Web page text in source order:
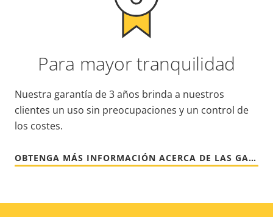
Para mayor tranquilidad
Nuestra garantía de 3 años brinda a nuestros
clientes un uso sin preocupaciones y un control de
los costes.
OBTENGA MÁS INFORMACIÓN ACERCA DE LAS GARANTÍAS DE AXIS